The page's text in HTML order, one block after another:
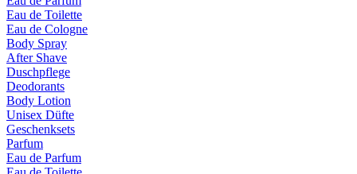
Eau de Toilette
Eau de Cologne
Body Spray
After Shave
Duschpflege
Deodorants
Body Lotion
Unisex Düfte
Geschenksets
Parfum
Eau de Parfum